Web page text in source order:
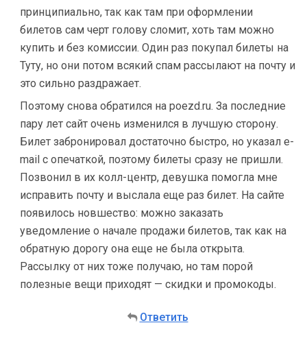
принципиально, так как там при оформлении
билетов сам черт голову сломит, хоть там можно
купить и без комиссии. Один раз покупал билеты на
Туту, но они потом всякий спам рассылают на почту и
это сильно раздражает.
Поэтому снова обратился на poezd.ru. За последние
пару лет сайт очень изменился в лучшую сторону.
Билет забронировал достаточно быстро, но указал e-
mail с опечаткой, поэтому билеты сразу не пришли.
Позвонил в их колл-центр, девушка помогла мне
исправить почту и выслала еще раз билет. На сайте
появилось новшество: можно заказать
уведомление о начале продажи билетов, так как на
обратную дорогу она еще не была открыта.
Рассылку от них тоже получаю, но там порой
полезные вещи приходят — скидки и промокоды.
Ответить